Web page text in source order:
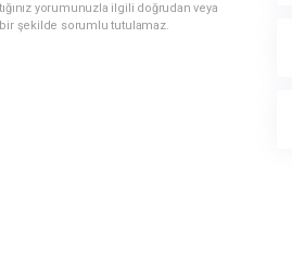
yorumunuzla ilgili doğrudan veya
şekilde sorumlu tutulamaz.